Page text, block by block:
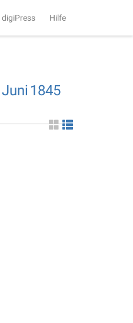
digiPress Hilfe
Juni 1845